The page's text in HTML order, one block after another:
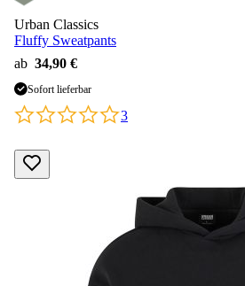
Urban Classics
Fluffy Sweatpants
ab 34,90 €
Sofort lieferbar
3